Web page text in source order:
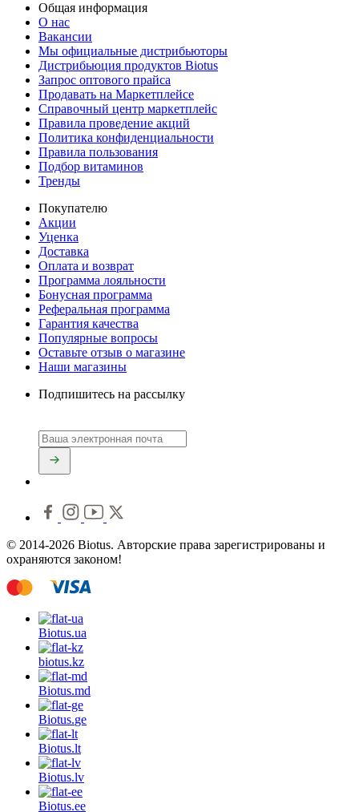
Общая информация
О нас
Вакансии
Мы официальные дистрибьюторы
Дистрибьюция продуктов Biotus
Запрос оптового прайса
Продавать на Маркетплейсе
Справочный центр маркетплейс
Правила проведение акций
Политика конфиденциальности
Правила пользования
Подбор витаминов
Тренды
Покупателю
Акции
Уценка
Доставка
Оплата и возврат
Программа лояльности
Бонусная программа
Реферальная программа
Гарантия качества
Популярные вопросы
Оставьте отзыв о магазине
Наши магазины
Подпишитесь на рассылку
© 2014-2026 Biotus. Авторские права зарегистрированы и
охраняются законом!
Biotus.ua
biotus.kz
Biotus.md
Biotus.ge
Biotus.lt
Biotus.lv
Biotus.ee